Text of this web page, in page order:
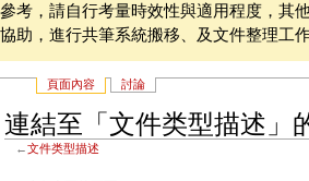
考，請自行考量時效性與適用程度，其
助，進行共筆系統搬移、及文件整理工
頁面內容 討論
連結至「文件类型描述」
←文件类型描述